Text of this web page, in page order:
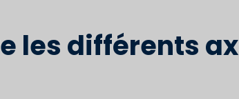
les différents